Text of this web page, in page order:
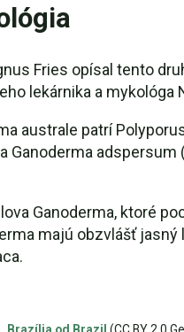
Fries opísal tento
lekárnika a
australe patrí
Ganoderma
Ganoderma, ktoré
majú obzvlášť